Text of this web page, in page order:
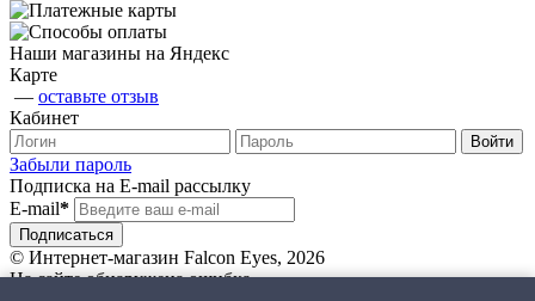
Наши магазины на Яндекс
Карте
— оставьте отзыв
Кабинет
Забыли пароль
Подписка на E-mail рассылку
E-mail*
© Интернет-магазин Falcon Eyes, 2026
На сайте обнаружена ошибка